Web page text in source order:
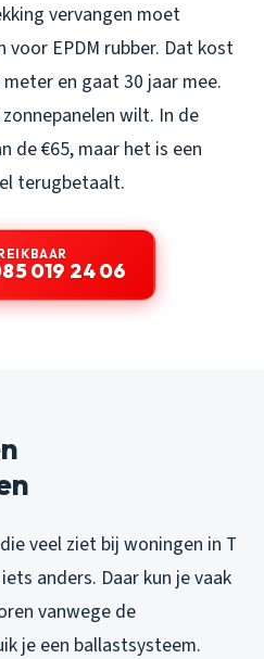
vervangen moet
voor EPDM rubber. Dat kost
en gaat 30 jaar mee.
wilt. In de
de €65, maar het is een
terugbetaalt.
019 24 06
veel ziet bij woningen in T
anders. Daar kun je vaak
vanwege de
je een ballastsysteem.